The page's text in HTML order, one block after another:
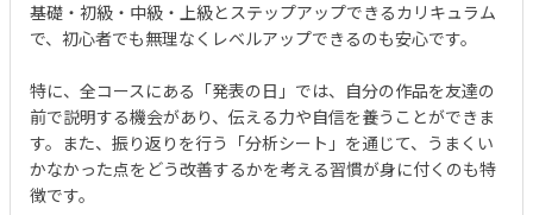
基礎・初級・中級・上級とステップアップできるカリキュラム
で、初心者でも無理なくレベルアップできるのも安心です。
特に、全コースにある「発表の日」では、自分の作品を友達の
前で説明する機会があり、伝える力や自信を養うことができま
す。また、振り返りを行う「分析シート」を通じて、うまくい
かなかった点をどう改善するかを考える習慣が身に付くのも特
徴です。